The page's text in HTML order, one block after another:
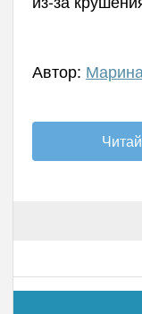
Автор: